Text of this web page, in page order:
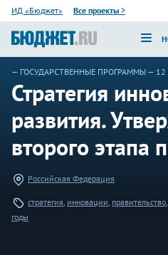
ИД «Бюджет» Все проекты >
— ГОСУДАРСТВЕННЫЕ ПРОГРАММЫ — 12
Стратегия
развития.
второго этапа
Российская Федерация
стратегия, инновации, правительство,
годы